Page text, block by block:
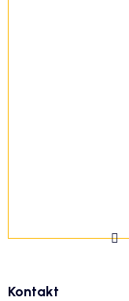
Kontakt